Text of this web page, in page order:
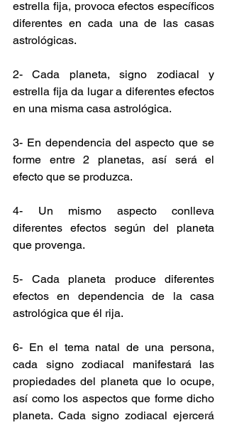
estrella fija, provoca efectos específicos
diferentes en cada una de las casas
astrológicas.
2- Cada planeta, signo zodiacal y
estrella fija da lugar a diferentes efectos
en una misma casa astrológica.
3- En dependencia del aspecto que se
forme entre 2 planetas, así será el
efecto que se produzca.
4- Un mismo aspecto conlleva
diferentes efectos según del planeta
que provenga.
5- Cada planeta produce diferentes
efectos en dependencia de la casa
astrológica que él rija.
6- En el tema natal de una persona,
cada signo zodiacal manifestará las
propiedades del planeta que lo ocupe,
así como los aspectos que forme dicho
planeta. Cada signo zodiacal ejercerá